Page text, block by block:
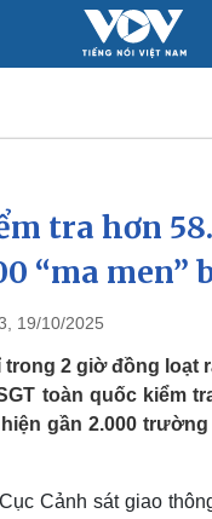
Xã hội
Tin 24h
Dự
Việc
Biển
tra hơn
“ma men”
19/10/2025
trong 2 giờ đồng loạt
toàn quốc kiểm
gần 2.000
Cảnh sát giao